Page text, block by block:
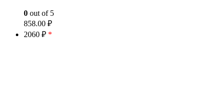
0 out of 5
858.00 ₽
2060 ₽ *